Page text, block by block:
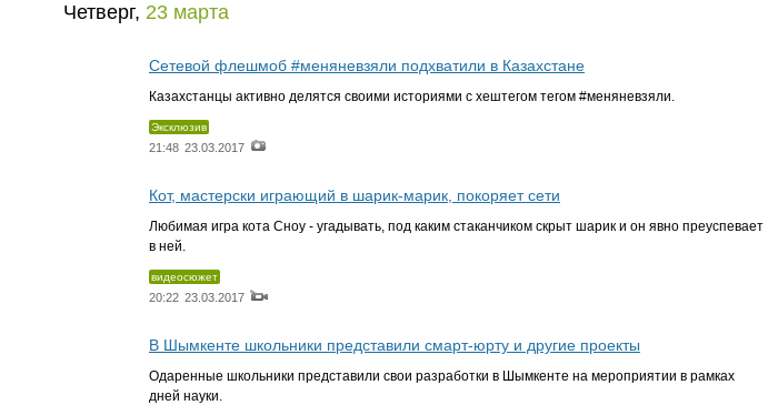
Четверг, 23 марта
Сетевой флешмоб #меняневзяли подхватили в Казахстане
Казахстанцы активно делятся своими историями с хештегом тегом #меняневзяли.
Эксклюзив
21:48 23.03.2017
Кот, мастерски играющий в шарик-марик, покоряет сети
Любимая игра кота Сноу - угадывать, под каким стаканчиком скрыт шарик и он явно преуспевает
в ней.
видеосюжет
20:22 23.03.2017
В Шымкенте школьники представили смарт-юрту и другие проекты
Одаренные школьники представили свои разработки в Шымкенте на мероприятии в рамках
дней науки.